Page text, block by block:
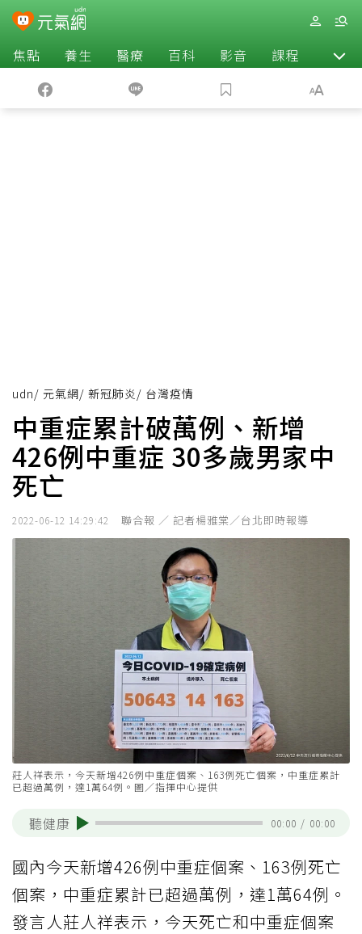
焦點 養生 醫療 百科 影音 課程 退休
udn/ 元氣網/ 新冠肺炎 / 台灣疫情
中重症累計破萬例、新增
426例中重症 30多歲男家中
死亡
2022-06-12 14:29:42 聯合報 ／ 記者楊雅棠／台北即時報導
莊人祥表示，今天新增426例中重症個案、163例死亡個案，中重症累計
已超過萬例，達1萬64例。圖／指揮中心提供
聽健康 00:00 / 00:00
國內今天新增426例中重症個案、163例死亡
個案，中重症累計已超過萬例，達1萬64例。
發言人莊人祥表示，今天死亡和中重症個案